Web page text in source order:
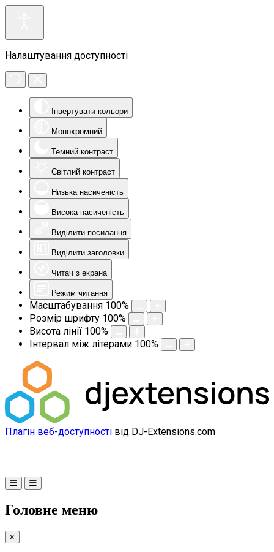
Налаштування доступності
Інвертувати кольори
Монохромний
Темний контраст
Світлий контраст
Низька насиченість
Висока насиченість
Виділити посилання
Виділити заголовки
Читач з екрана
Режим читання
Масштабування 100%
Розмір шрифту 100%
Висота лінії 100%
Інтервал між літерами 100%
Плагін веб-доступності від DJ-Extensions.com
Головне меню
×